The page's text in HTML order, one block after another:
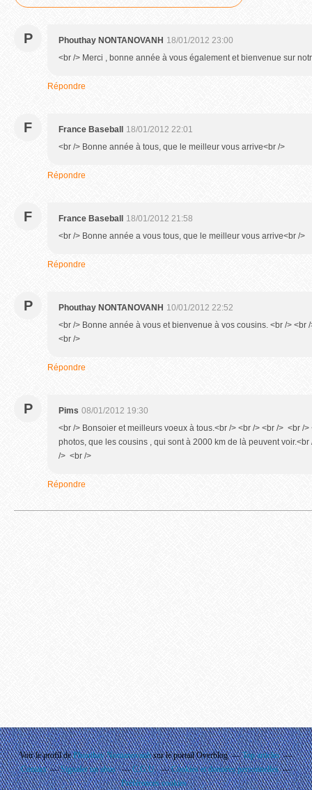
P Phouthay NONTANOVANH 18/01/2012 23:00
<br /> Merci , bonne année à vous également et bienvenue sur
Répondre
F France Baseball
18/01/2012 22:01
<br /> Bonne année à tous, que le meilleur vous arrive<br />
Répondre
F France Baseball
18/01/2012 21:58
<br /> Bonne année a vous tous, que le meilleur vous arrive<br />
Répondre
P Phouthay NONTANOVANH 10/01/2012 22:52
<br /> Bonne année à vous et bienvenue à vos cousins. <br /> <br
<br />
Répondre
P Pims 08/01/2012 19:30
<br /> Bonsoier et meilleurs voeux à tous.<br /> <br /> <br /> <br /
photos, que les cousins , qui sont à 2000 km de là peuvent
/> <br />
Répondre
Voir le profil dePhouthay Nontanovanhsur le portail Overblog
Top articles
Contact
Signaler un abus C.G.U.
Cookies et données personnelles
Préférences cookies